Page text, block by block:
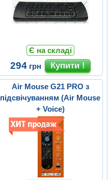
Є на складі
294 грн
Air Mouse G21 PRO з
підсвічуванням (Air Mouse
+ Voice)